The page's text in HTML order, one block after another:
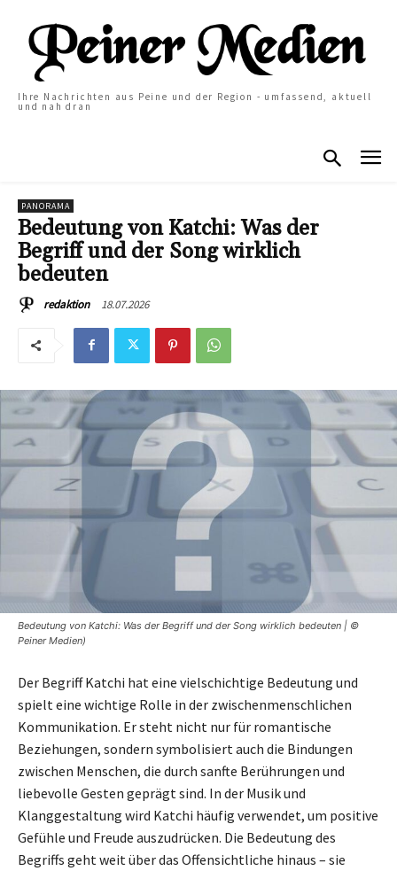
Ihre Nachrichten aus Peine und der Region - umfassend, aktuell
und nah dran
PANORAMA
Bedeutung von Katchi: Was der
Begriff und der Song wirklich
bedeuten
redaktion 18.07.2026
Bedeutung von Katchi: Was der Begriff und der Song wirklich bedeuten | ©
Peiner Medien)
Der Begriff Katchi hat eine vielschichtige Bedeutung und
spielt eine wichtige Rolle in der zwischenmenschlichen
Kommunikation. Er steht nicht nur für romantische
Beziehungen, sondern symbolisiert auch die Bindungen
zwischen Menschen, die durch sanfte Berührungen und
liebevolle Gesten geprägt sind. In der Musik und
Klanggestaltung wird Katchi häufig verwendet, um positive
Gefühle und Freude auszudrücken. Die Bedeutung des
Begriffs geht weit über das Offensichtliche hinaus – sie